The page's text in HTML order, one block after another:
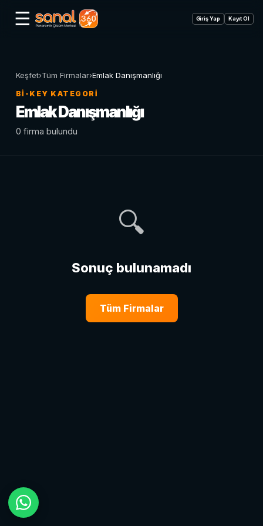
☰ Giriş Yap Kayıt Ol
Keşfet›Tüm Firmalar›Emlak Danışmanlığı
BI-KEY KATEGORI
Emlak Danışmanlığı
0 firma bulundu
🔍
Sonuç bulunamadı
Tüm Firmalar